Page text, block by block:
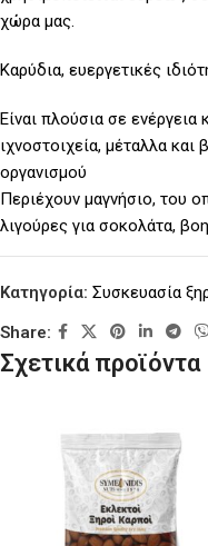
χώρα μας.
Καρύδια, ευεργετικές
Είναι πλούσια σε
ιχνοστοιχεία, μέταλλα και
οργανισμού
Περιέχουν μαγνήσιο, του
λιγούρες για σοκολάτα,
Κατηγορία: Συσκευασία
Share:
Σχετικά προϊόντα